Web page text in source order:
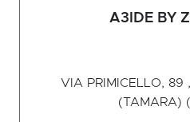
A3IDE BY
VIA PRIMICELLO, 89
(TAMARA)